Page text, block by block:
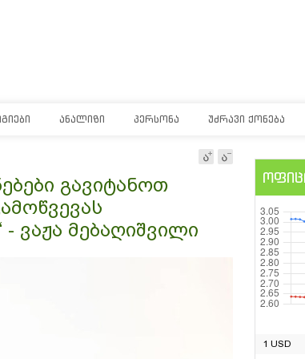
ᲐᲜᲐᲚᲘᲖᲘ ᲞᲔᲠᲡᲝᲜᲐ ᲣᲫᲠᲐᲕᲘ ᲥᲝᲜᲔᲑᲐ
გავიტანოთ
ვაჟა მებაღიშვილი
1 USD